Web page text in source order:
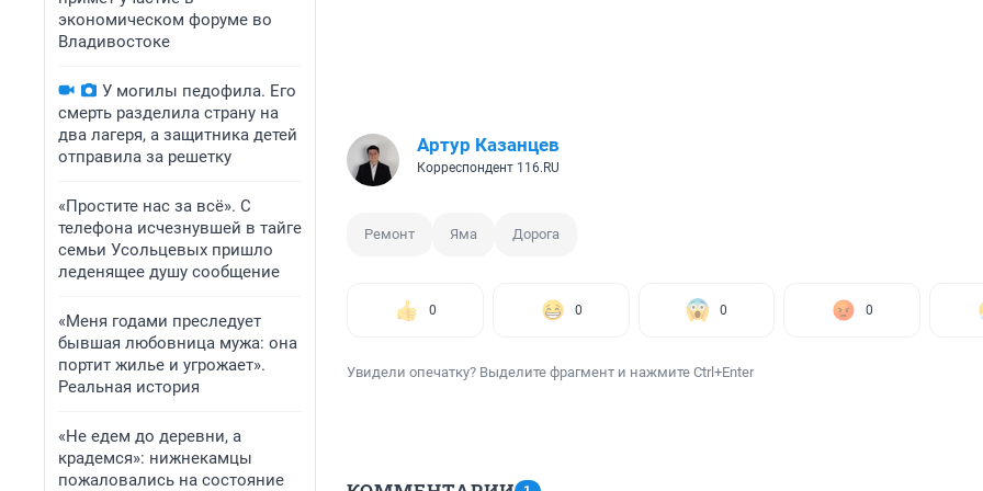
экономическом форуме во
Владивостоке
У могилы педофила. Его
смерть разделила страну на
два лагеря, а защитника детей
отправила за решетку
«Простите нас за всё». С
телефона исчезнувшей в тайге
семьи Усольцевых пришло
леденящее душу сообщение
«Меня годами преследует
бывшая любовница мужа: она
портит жилье и угрожает».
Реальная история
«Не едем до деревни, а
крадемся»: нижнекамцы
пожаловались на состояние
Артур Казанцев
Корреспондент 116.RU
Ремонт Яма Дорога
0 0 0 0
Увидели опечатку? Выделите фрагмент и нажмите Ctrl+Enter